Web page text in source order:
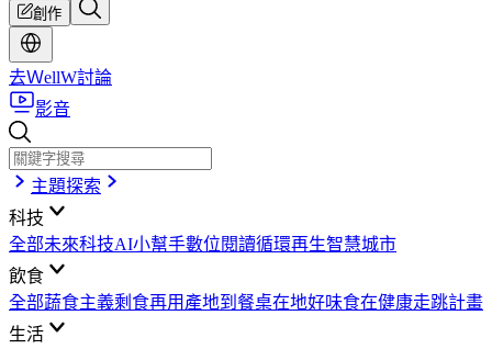
創作
去ＷellW討論
影音
主題探索
科技
全部未來科技AI小幫手數位閱讀循環再生智慧城市
飲食
全部蔬食主義剩食再用 產地到餐桌在地好味食在健康走跳計畫
生活